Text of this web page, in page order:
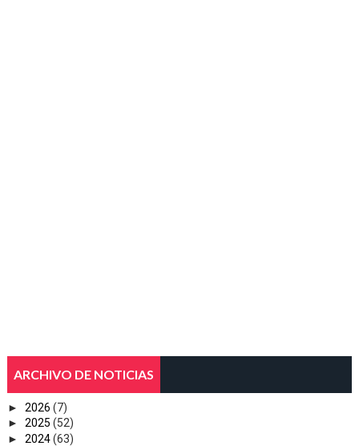
ARCHIVO DE NOTICIAS
► 2026 (7)
► 2025 (52)
► 2024(63)